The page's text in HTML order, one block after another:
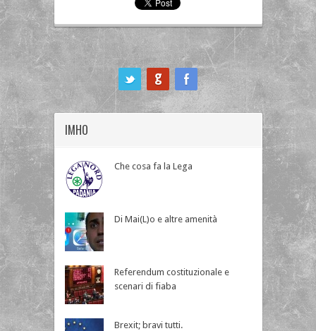
IMHO
Che cosa fa la Lega
Di Mai(L)o e altre amenità
Referendum costituzionale e
scenari di fiaba
Brexit; bravi tutti.